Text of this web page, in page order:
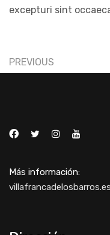
excepturi sint
PREVIOUS
Más información:
villafrancadelosbarros.es